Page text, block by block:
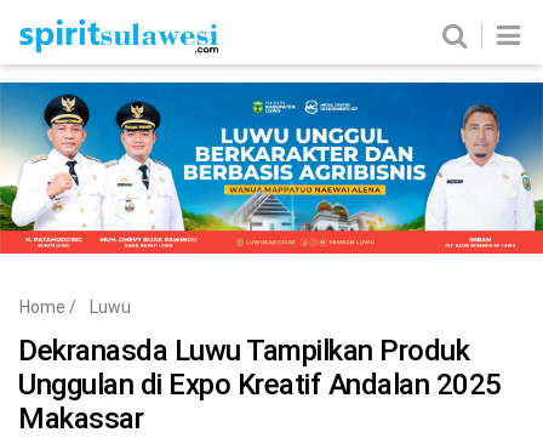
Home News
Metro Nasional
Politik Hukum & Kriminal
Home / Luwu
Dekranasda Luwu Tampilkan Produk
Unggulan di Expo Kreatif Andalan 2025
Makassar